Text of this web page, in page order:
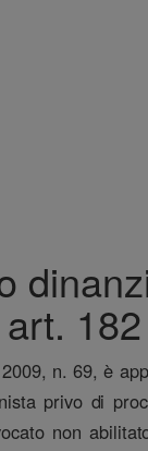
n. 69, è
privo di
non